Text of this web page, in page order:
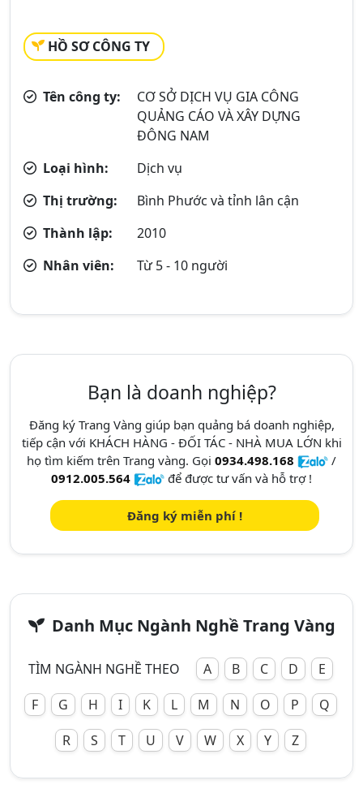
HỒ SƠ CÔNG TY
Tên công ty:
CƠ SỞ DỊCH VỤ GIA CÔNG
QUẢNG CÁO VÀ XÂY DỰNG
ĐÔNG NAM
Loại hình:
Dịch vụ
Thị trường:
Bình Phước và tỉnh lân cận
Thành lập:
2010
Nhân viên:
Từ 5 - 10 người
Bạn là doanh nghiệp?
Đăng ký Trang Vàng giúp bạn quảng bá doanh nghiệp,
tiếp cận với KHÁCH HÀNG - ĐỐI TÁC - NHÀ MUA LỚN khi
họ tìm kiếm trên Trang vàng. Gọi 0934.498.168
/
0912.005.564
để được tư vấn và hỗ trợ !
Đăng ký miễn phí !
Danh Mục Ngành Nghề Trang Vàng
TÌM NGÀNH NGHỀ THEO A B C D
E
F
G H I K L M N O P
Q
R
S T U V W X Y Z